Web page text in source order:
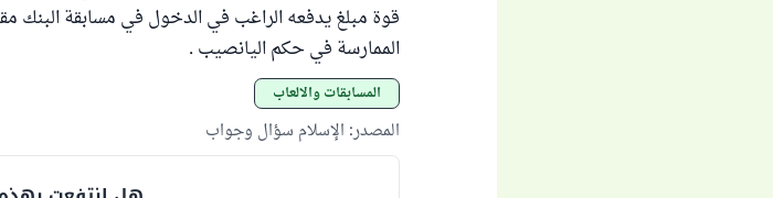
قوة مبلغ يدفعه الراغب في الدخول في مسابقة البنك
الممارسة في حكم اليانصيب .
المسابقات والألعاب
المصدر: الإسلام سؤال وجواب